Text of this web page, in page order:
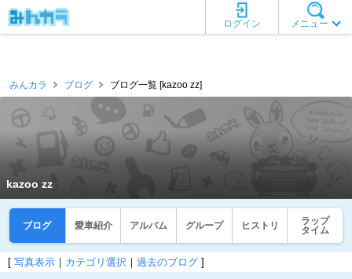
メニュー
ログイン
みんカラ ブログ ブログ一覧 [kazoo zz]
kazoo zz
ブログ 愛車紹介 アルバム グループ ヒストリ
ラップ
タイム
[ 写真表示 ｜ カテゴリ選択 ｜ 過去のブログ ]